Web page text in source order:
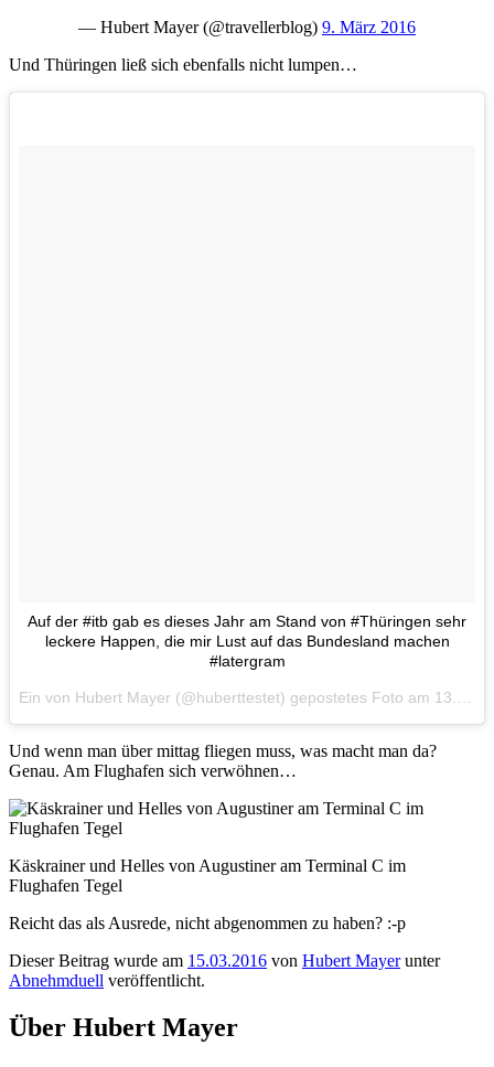
— Hubert Mayer (@travellerblog) 9. März 2016
Und Thüringen ließ sich ebenfalls nicht lumpen…
Auf der #itb gab es dieses Jahr am Stand von #Thüringen sehr
leckere Happen, die mir Lust auf das Bundesland machen
#latergram
Ein von Hubert Mayer (@huberttestet) gepostetes Foto am 13. Mär 2016 um 9:01 Uhr
Und wenn man über mittag fliegen muss, was macht man da?
Genau. Am Flughafen sich verwöhnen…
Käskrainer und Helles von Augustiner am Terminal C im
Flughafen Tegel
Reicht das als Ausrede, nicht abgenommen zu haben? :-p
Dieser Beitrag wurde am 15.03.2016 von Hubert Mayerunter
Abnehmduell veröffentlicht.
Über Hubert Mayer